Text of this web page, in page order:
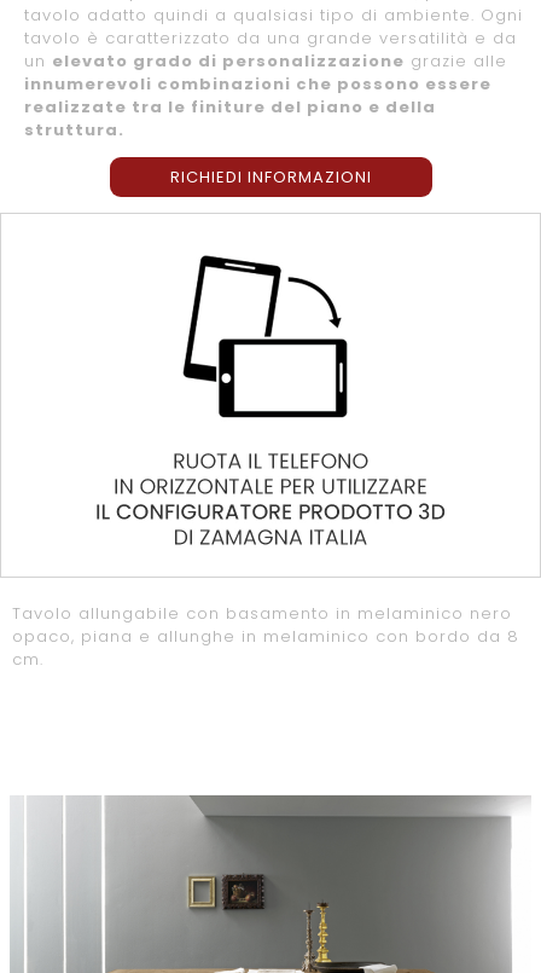
tavolo adatto quindi a qualsiasi tipo di ambiente. Ogni
tavolo è caratterizzato da una grande versatilità e da
un elevato grado di personalizzazione grazie alle
innumerevoli combinazioni che possono essere
realizzate tra le finiture del piano e della
struttura.
RICHIEDI INFORMAZIONI
Tavolo allungabile con basamento in melaminico nero
opaco, piana e allunghe in melaminico con bordo da 8
cm.